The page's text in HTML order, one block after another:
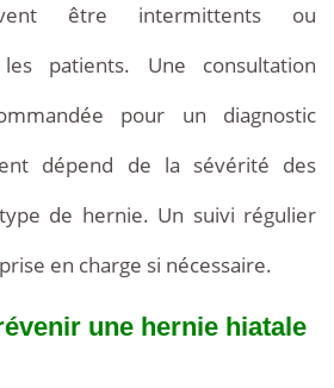
être intermittents ou
patients. Une consultation
pour un diagnostic
dépend de la sévérité des
de hernie. Un suivi régulier
en charge si nécessaire.
une hernie hiatale